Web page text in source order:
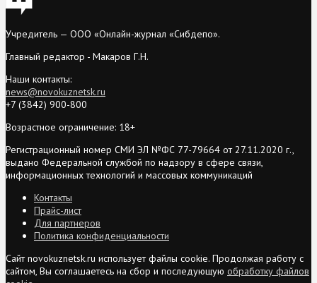
Учредитель — ООО «Онлайн-журнал «Сибдепо».
Главный редактор - Макаров Г.Н.
Наши контакты:
news@novokuznetsk.ru
+7 (3842) 900-800
Возрастное ограничение: 18+
Регистрационный номер СМИ ЭЛ №ФС 77-79664 от 27.11.2020 г.,
выдано Федеральной службой по надзору в сфере связи,
информационных технологий и массовых коммуникаций
Контакты
Прайс-лист
Для партнеров
Политика конфиденциальности
Сайт novokuznetsk.ru использует файлы cookie. Продолжая работу с
сайтом, Вы соглашаетесь на сбор и последующую обработку файлов